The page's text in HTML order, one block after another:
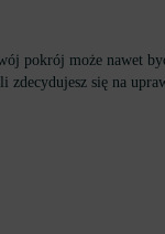
pokrój może nawet
zdecydujesz się na